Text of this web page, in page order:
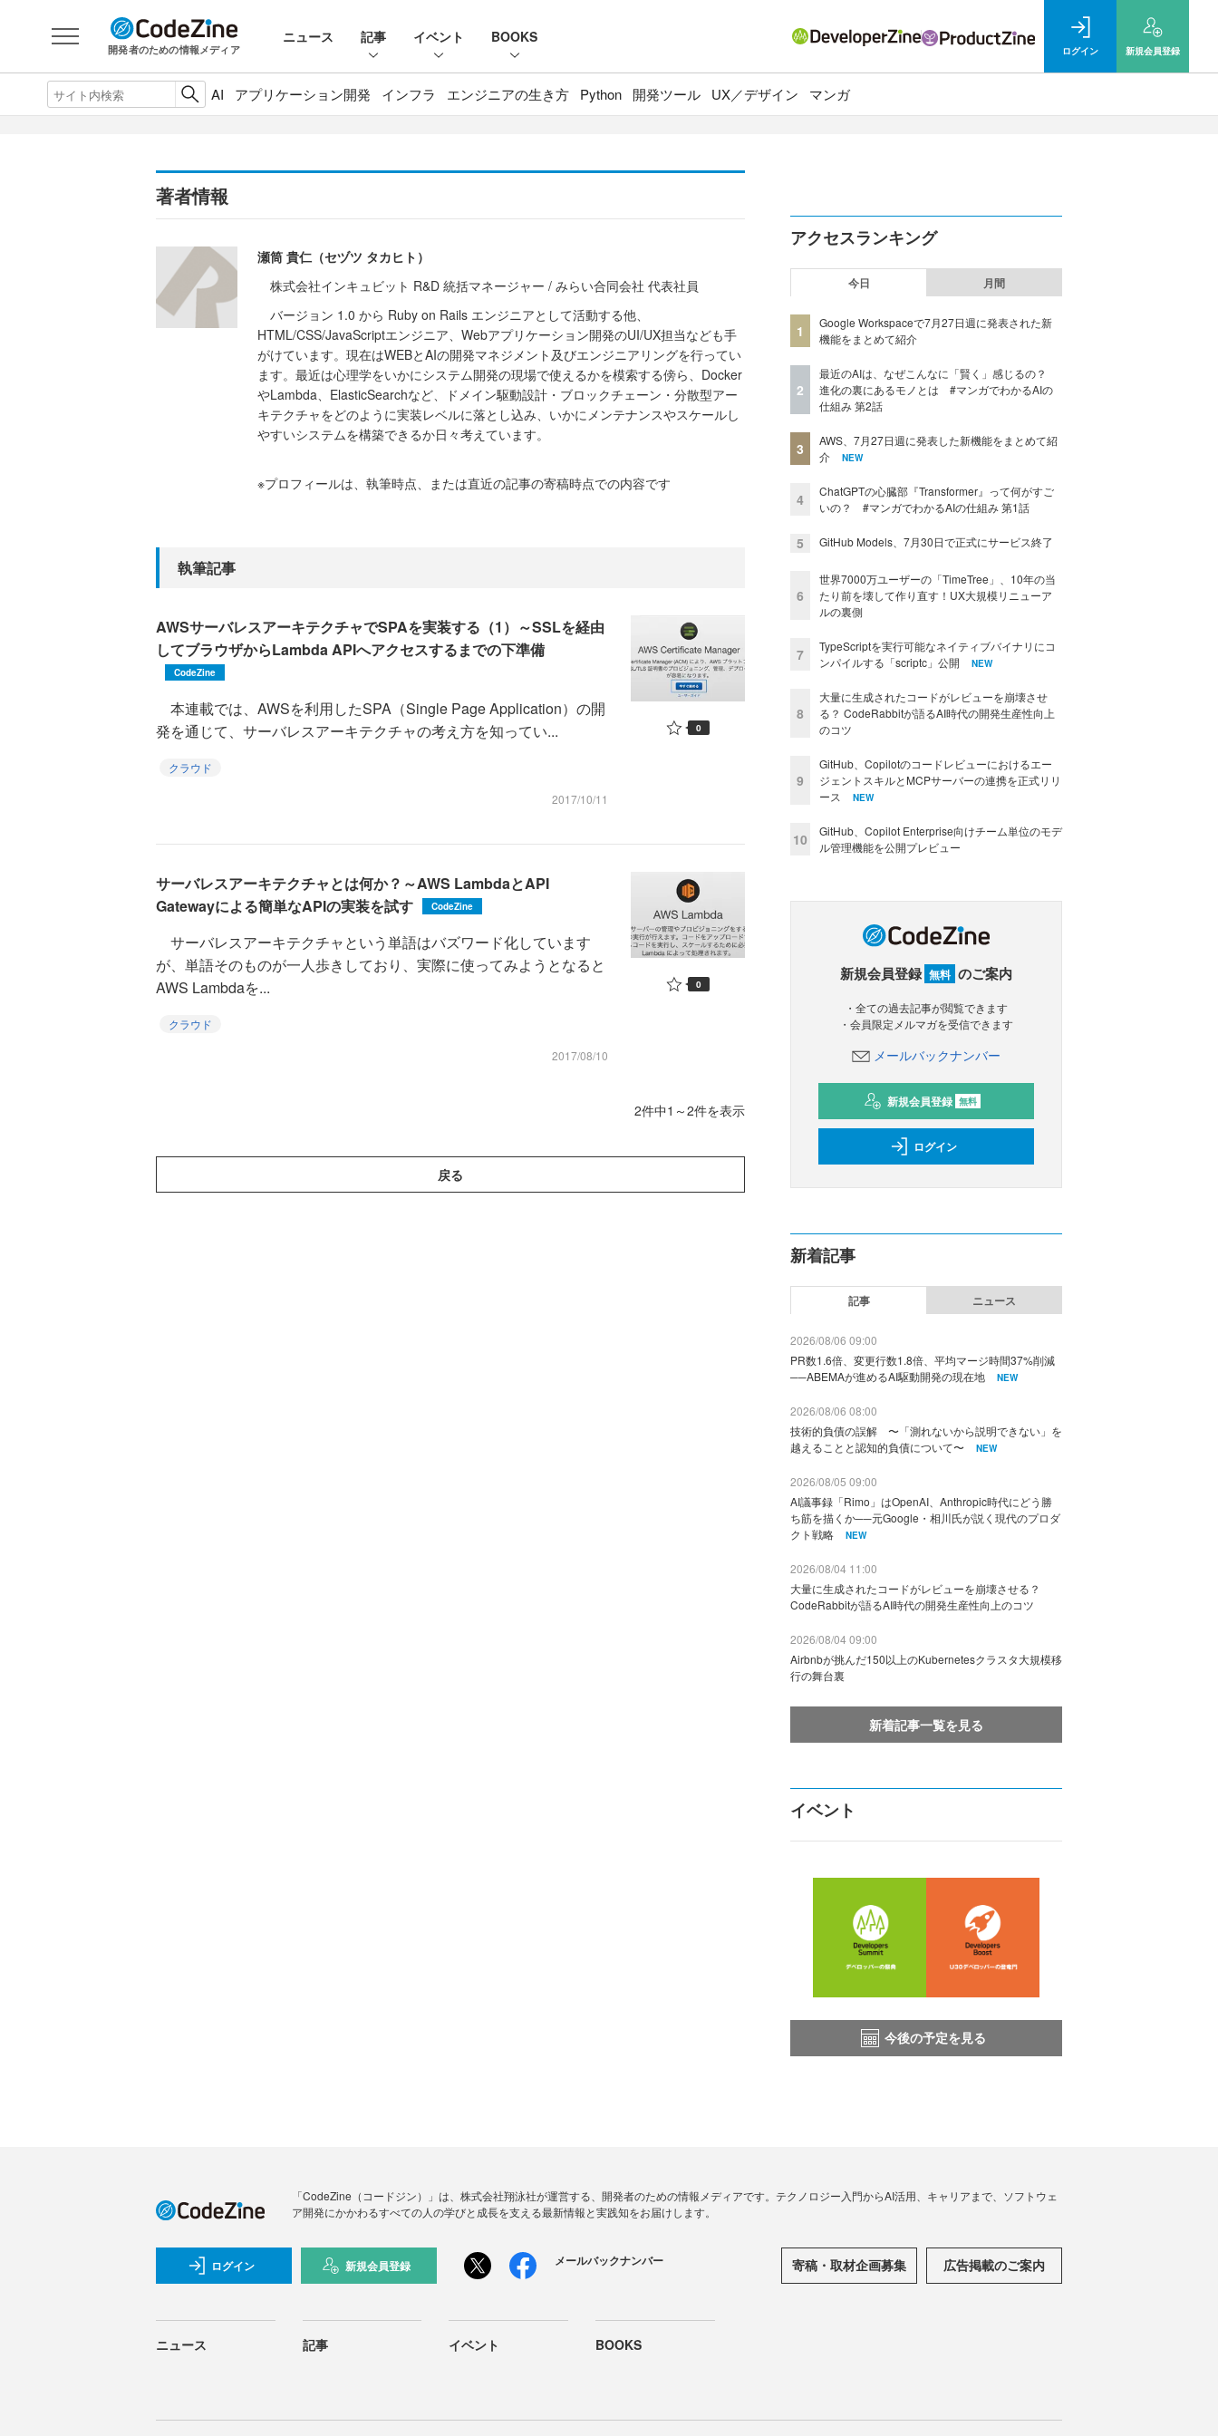
開発者のための情報メディア
ニュース 記事 イベント BOOKS
ログイン 新規会員登録
AI アプリケーション開発 インフラ エンジニアの生き方 Python 開発ツール UX／デザイン マンガ
著者情報
瀬筒 貴仁（セヅツ タカヒト）
株式会社インキュビット R&D 統括マネージャー / みらい合同会社 代表社員
バージョン 1.0 から Ruby on Rails エンジニアとして活動する他、
HTML/CSS/JavaScriptエンジニア、Webアプリケーション開発のUI/UX担当なども手
がけています。現在はWEBとAIの開発マネジメント及びエンジニアリングを行ってい
ます。最近は心理学をいかにシステム開発の現場で使えるかを模索する傍ら、Docker
やLambda、ElasticSearchなど、ドメイン駆動設計・ブロックチェーン・分散型アー
キテクチャをどのように実装レベルに落とし込み、いかにメンテナンスやスケールし
やすいシステムを構築できるか日々考えています。
※プロフィールは、執筆時点、または直近の記事の寄稿時点での内容です
執筆記事
AWSサーバレスアーキテクチャでSPAを実装する（1）～SSLを経由
してブラウザからLambda APIへアクセスするまでの下準備
CodeZine
本連載では、AWSを利用したSPA（Single Page Application）の開
発を通じて、サーバレスアーキテクチャの考え方を知ってい...
クラウド
2017/10/11
0
サーバレスアーキテクチャとは何か？～AWS LambdaとAPI
Gatewayによる簡単なAPIの実装を試す
CodeZine
サーバレスアーキテクチャという単語はバズワード化しています
が、単語そのものが一人歩きしており、実際に使ってみようとなると
AWS Lambdaを...
クラウド
2017/08/10
0
2件中1～2件を表示
戻る
アクセスランキング
今日 月間
1
Google Workspaceで7月27日週に発表された新
機能をまとめて紹介
2
最近のAIは、なぜこんなに「賢く」感じるの？
進化の裏にあるモノとは #マンガでわかるAIの
仕組み 第2話
3
AWS、7月27日週に発表した新機能をまとめて紹
介
NEW
4
ChatGPTの心臓部『Transformer』って何がすご
いの？ #マンガでわかるAIの仕組み 第1話
5 GitHub Models、7月30日で正式にサービス終了
6
世界7000万ユーザーの「TimeTree」、10年の当
たり前を壊して作り直す！UX大規模リニューア
ルの裏側
7
TypeScriptを実行可能なネイティブバイナリにコ
ンパイルする「scriptc」公開
NEW
8
大量に生成されたコードがレビューを崩壊させ
る？ CodeRabbitが語るAI時代の開発生産性向上
のコツ
9
GitHub、Copilotのコードレビューにおけるエー
ジェントスキルとMCPサーバーの連携を正式リリ
ース
NEW
10
GitHub、Copilot Enterprise向けチーム単位のモデ
ル管理機能を公開プレビュー
新規会員登録 無料 のご案内
・全ての過去記事が閲覧できます
・会員限定メルマガを受信できます
メールバックナンバー
新規会員登録 無料
ログイン
新着記事
記事 ニュース
2026/08/06 09:00
PR数1.6倍、変更行数1.8倍、平均マージ時間37%削減
──ABEMAが進めるAI駆動開発の現在地
NEW
2026/08/06 08:00
技術的負債の誤解 〜「測れないから説明できない」を
越えることと認知的負債について〜
NEW
2026/08/05 09:00
AI議事録「Rimo」はOpenAI、Anthropic時代にどう勝
ち筋を描くか──元Google・相川氏が説く現代のプロダ
クト戦略
NEW
2026/08/04 11:00
大量に生成されたコードがレビューを崩壊させる？
CodeRabbitが語るAI時代の開発生産性向上のコツ
2026/08/04 09:00
Airbnbが挑んだ150以上のKubernetesクラスタ大規模移
行の舞台裏
新着記事一覧を見る
イベント
今後の予定を見る
「CodeZine（コードジン）」は、株式会社翔泳社が運営する、開発者のための情報メディアです。テクノロジー入門からAI活用、キャリアまで、ソフトウェ
ア開発にかかわるすべての人の学びと成長を支える最新情報と実践知をお届けします。
ログイン 新規会員登録 メールバックナンバー 寄稿・取材企画募集 広告掲載のご案内
ニュース 記事 イベント BOOKS